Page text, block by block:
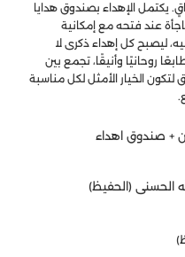
يكتمل الإهداء بصندوق هدايا
عند فتحه مع إمكانية
ليصبح كل إهداء ذكرى لا
روحانيًا وأنيقًا، تجمع بين
لتكون الخيار الأمثل لكل مناسبة
+ صندوق اهداء